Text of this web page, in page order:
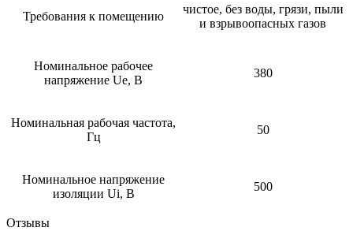
Требования к помещению
чистое, без воды, грязи, пыли
и взрывоопасных газов
Номинальное рабочее
напряжение Ue, В
380
Номинальная рабочая частота,
Гц
50
Номинальное напряжение
изоляции Ui, В
500
Отзывы